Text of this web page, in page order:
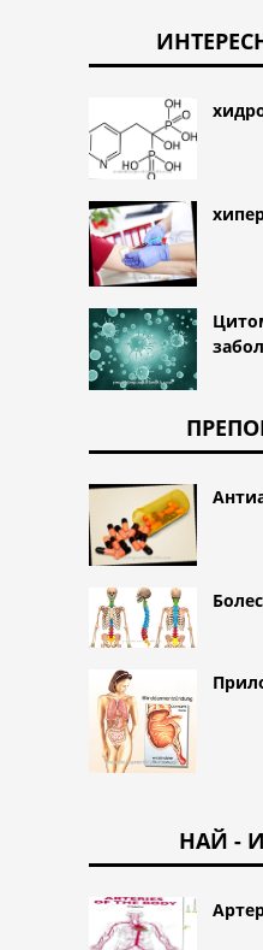
НАЙ -